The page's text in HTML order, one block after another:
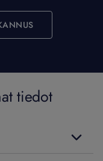
tiedot